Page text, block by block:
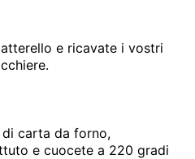
e ricavate i vostri
carta da forno,
e cuocete a 220 gradi